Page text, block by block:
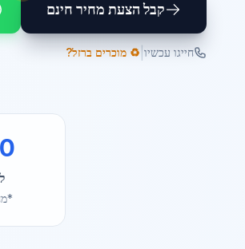
קבל הצעת מחיר חינם
חייגו עכשיו ♻️ מוכרים ברזל?